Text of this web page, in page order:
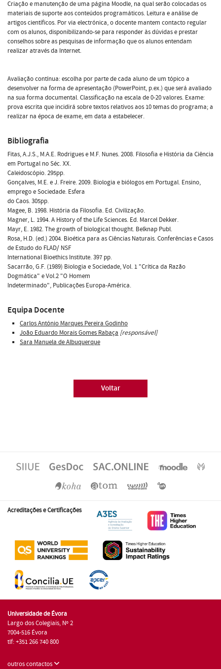
Criação e manutenção de uma página Moodle, na qual serão colocadas os
materiais de suporte aos conteúdos programáticos. Leitura e análise de
artigos científicos. Por via electrónica, o docente mantem contacto regular
com os alunos, disponibilizando-se para responder às dúvidas e prestar
conselhos sobre as pesquisas de informação que os alunos entendam
realizar através da Internet.
Avaliação contínua: escolha por parte de cada aluno de um tópico a
desenvolver na forma de apresentação (PowerPoint, p.ex.) que será avaliado
na sua forma documental. Classificação na escala de 0-20 valores. Exame:
prova escrita que incidirá sobre textos relativos aos 10 temas do programa; a
realizar na época de exame, em data a estabelecer.
Bibliografia
Fitas, A.J.S., M.A.E. Rodrigues e M.F. Nunes. 2008. Filosofia e História da Ciência
em Portugal no Séc. XX.
Caleidoscópio. 295pp.
Gonçalves, M.E. e J. Freire. 2009. Biologia e biólogos em Portugal. Ensino,
emprego e Sociedade. Esfera
do Caos. 305pp.
Magee, B. 1998. História da Filosofia. Ed. Civilização.
Magner, L. 1994. A History of the Life Sciences. Ed. Marcel Dekker.
Mayr, E. 1982. The growth of biological thought. Belknap Publ.
Rosa, H.D. (ed.) 2004. Bioética para as Ciências Naturais. Conferências e Casos
de Estudo do FLAD/ NSF
International Bioethics Institute. 397 pp.
Sacarrão, G.F. (1989) Biologia e Sociedade, Vol. 1 "Crítica da Razão
Dogmática" e Vol.2 "O Homem
Indeterminado", Publicações Europa-América.
Equipa Docente
Carlos António Marques Pereira Godinho
João Eduardo Morais Gomes Rabaça [responsável]
Sara Manuela de Albuquerque
Voltar
Acreditações e Certificações
Universidade de Évora
Largo dos Colegiais, Nº 2
7004-516 Évora
tlf: +351 266 740 800
outros contactos